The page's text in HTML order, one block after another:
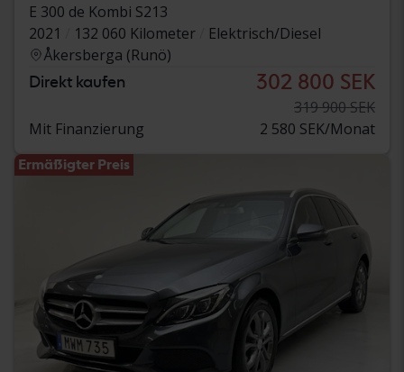
E 300 de Kombi S213
2021
132 060 Kilometer
Elektrisch/Diesel
Åkersberga (Runö)
Direkt kaufen 302 800 SEK
319 900 SEK
Mit Finanzierung
2 580 SEK/Monat
Ermäßigter Preis